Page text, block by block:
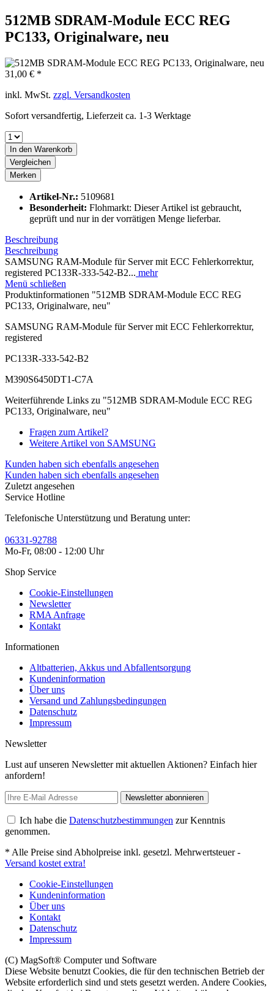
512MB SDRAM-Module ECC REG
PC133, Originalware, neu
31,00 € *
inkl. MwSt. zzgl. Versandkosten
Sofort versandfertig, Lieferzeit ca. 1-3 Werktage
In den Warenkorb
Vergleichen
Merken
Artikel-Nr.: 5109681
Besonderheit: Flohmarkt: Dieser Artikel ist gebraucht,
geprüft und nur in der vorrätigen Menge lieferbar.
Beschreibung
Beschreibung
SAMSUNG RAM-Module für Server mit ECC Fehlerkorrektur,
registered PC133R-333-542-B2... mehr
Menü schließen
Produktinformationen "512MB SDRAM-Module ECC REG
PC133, Originalware, neu"
SAMSUNG RAM-Module für Server mit ECC Fehlerkorrektur,
registered
PC133R-333-542-B2
M390S6450DT1-C7A
Weiterführende Links zu "512MB SDRAM-Module ECC REG
PC133, Originalware, neu"
Fragen zum Artikel?
Weitere Artikel von SAMSUNG
Kunden haben sich ebenfalls angesehen
Kunden haben sich ebenfalls angesehen
Zuletzt angesehen
Service Hotline
Telefonische Unterstützung und Beratung unter:
06331-92788
Mo-Fr, 08:00 - 12:00 Uhr
Shop Service
Cookie-Einstellungen
Newsletter
RMA Anfrage
Kontakt
Informationen
Altbatterien, Akkus und Abfallentsorgung
Kundeninformation
Über uns
Versand und Zahlungsbedingungen
Datenschutz
Impressum
Newsletter
Lust auf unseren Newsletter mit aktuellen Aktionen? Einfach hier
anfordern!
Newsletter abonnieren
Ich habe die Datenschutzbestimmungen zur Kenntnis
genommen.
* Alle Preise sind Abholpreise inkl. gesetzl. Mehrwertsteuer -
Versand kostet extra!
Cookie-Einstellungen
Kundeninformation
Über uns
Kontakt
Datenschutz
Impressum
(C) MagSoft® Computer und Software
Diese Website benutzt Cookies, die für den technischen Betrieb der
Website erforderlich sind und stets gesetzt werden. Andere Cookies,